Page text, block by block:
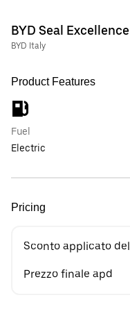
BYD Seal Excellence
BYD Italy
Product Features
Fuel
Electric
Pricing
Sconto applicato del
Prezzo finale apd